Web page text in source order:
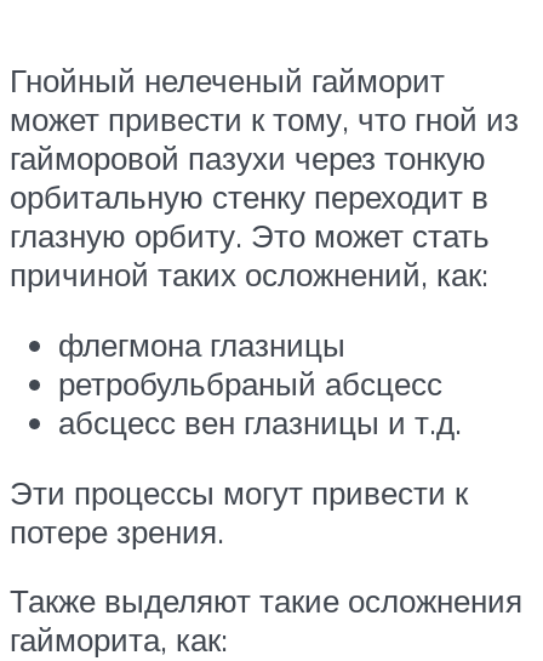
Гнойный нелеченый гайморит
может привести к тому, что гной из
гайморовой пазухи через тонкую
орбитальную стенку переходит в
глазную орбиту. Это может стать
причиной таких осложнений, как:
флегмона глазницы
ретробульбраный абсцесс
абсцесс вен глазницы и т.д.
Эти процессы могут привести к
потере зрения.
Также выделяют такие осложнения
гайморита, как: